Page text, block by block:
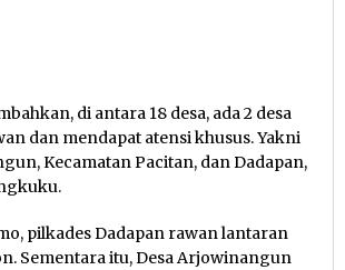
di antara 18 desa, ada 2 desa
dan mendapat atensi khusus. Yakni
Kecamatan Pacitan, dan Dadapan,
pilkades Dadapan rawan lantaran
Sementara itu, Desa Arjowinangun